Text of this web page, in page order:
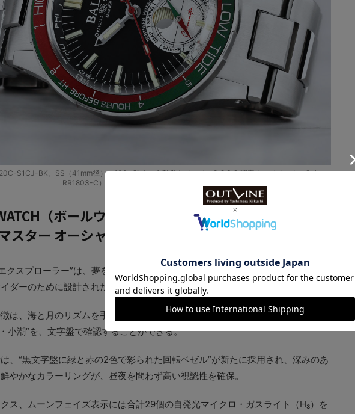
S1CJ-BK。SS（41mm径）。100m防水。自動巻き（スイスC.O.S.C.認定クロノメーターCal.
RR1803-C）。世界限定1000本。52万8000円
（ボールウォッチ）
スター オーシャン エクスプローラー
クスプローラー”は、夢を追う人、挑戦を続ける人、そして既成概念にとらわれ
ダーのために設計されたタイムピースだ。
は、海と月のリズムを手元で直感的に把握できる潮汐表示機能にあり、“満潮・
小潮”を、文字盤で確認することができる。
、“黒文字盤に緑と赤の2色で彩られた回転ベゼル”が新たに採用され、深みのあ
やかなカラーリングが、昼夜を問わず高い視認性を確保。
ス、ムーンフェイズ表示には合計29個の自発光マイクロ・ガスライト（H₃）を